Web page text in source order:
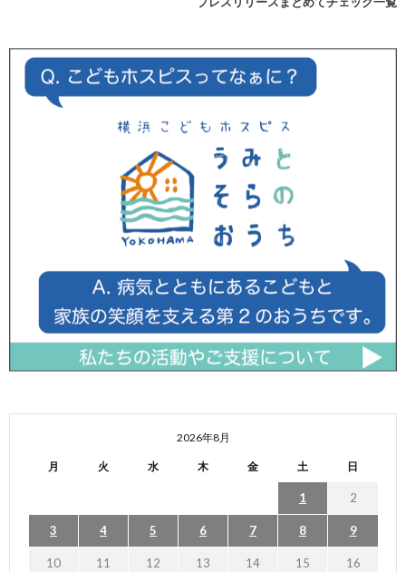
2026年8月
月 火 水 木 金 土 日
1 2
3 4 5 6 7 8 9
10 11 12 13 14 15 16